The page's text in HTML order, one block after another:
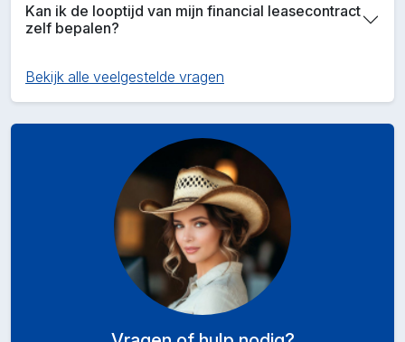
Kan ik de looptijd van mijn financial leasecontract
zelf bepalen?
Bekijk alle veelgestelde vragen